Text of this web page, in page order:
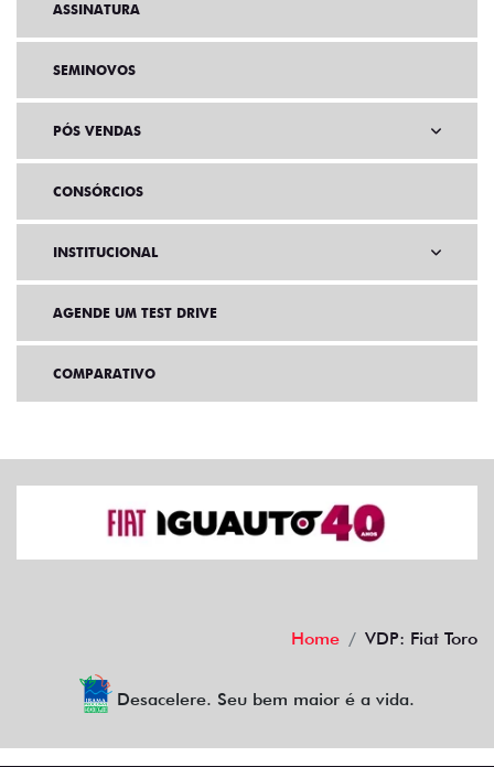
ASSINATURA
SEMINOVOS
PÓS VENDAS
CONSÓRCIOS
INSTITUCIONAL
AGENDE UM TEST DRIVE
COMPARATIVO
Home VDP: Fiat Toro
Desacelere. Seu bem maior é a vida.